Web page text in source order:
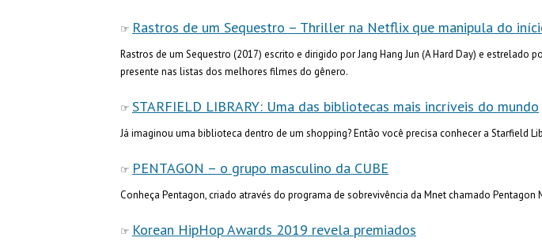
Rastros de um Sequestro – Thriller na Netflix que manipula do
Rastros de um Sequestro (2017) escrito e dirigido por Jang Hang Jun (A Hard Day) e
presente nas listas dos melhores filmes do gênero.
STARFIELD LIBRARY: Uma das bibliotecas mais incríveis do mundo
Já imaginou uma biblioteca dentro de um shopping? Então você precisa conhecer a Starfield
PENTAGON – o grupo masculino da CUBE
Conheça Pentagon, criado através do programa de sobrevivência da Mnet chamado
Korean HipHop Awards 2019 revela premiados